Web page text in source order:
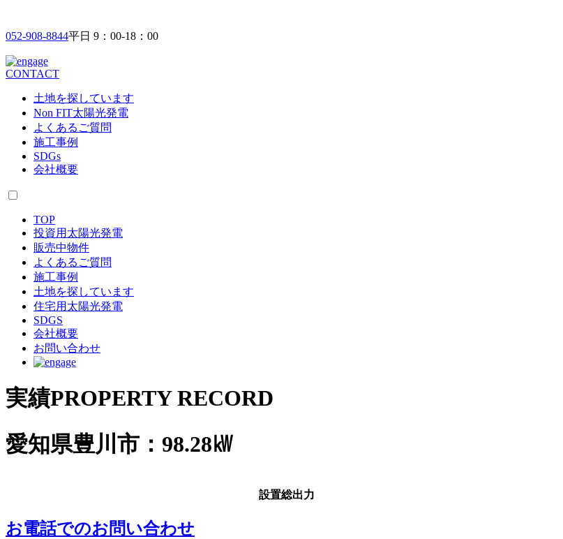
052-908-8844平日 9：00-18：00
CONTACT
土地を探しています
Non FIT太陽光発電
よくあるご質問
施工事例
SDGs
会社概要
TOP
投資用太陽光発電
販売中物件
よくあるご質問
施工事例
土地を探しています
住宅用太陽光発電
SDGS
会社概要
お問い合わせ
実績PROPERTY RECORD
愛知県豊川市：98.28㎾
設置総出力
お電話でのお問い合わせ